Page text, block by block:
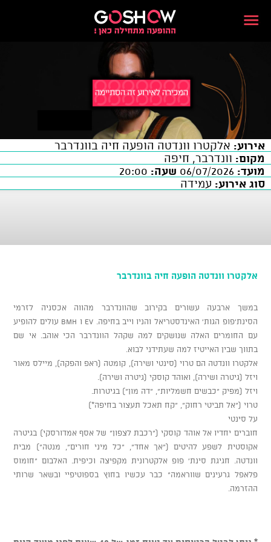
אירוע: אלקטרו וונדטה הופעה חיה בוונדרבר
מקום: וונדרבר, חיפה
מועד:
שעה:
סוג אירוע: עמידה
אלקטרו וונדטה הופעה חיה בוונדרבר
במשך ארבעה עשורים בקירוב שהוונדרבר מהווה אכסניה לזרמי
הסינת'פופ הגות' האינדסטריאל והניו וייב בחיפה. EV ו BMH עולים להופיע
עם החומרים האלה שנושקים למה שקהל הוונדרבר הכי אוהב. אי שם
בתווך שבין האייטיז למה שעתידני לבוא.
אלקטרו וונדטה הם טרוי (סינטי ושירה), קומטה (ראפ והפקה), מיילס מאור
ויזל (גיטרה ושירה), ואוהד קוסקי (גיטרה ושירה).
ויזל (מפיק "כבשים חשמליות", "דה מון") בגיטרות.
טרוי ("אל תביטי רחוק", "קח תאכל תעצור בחיפה*)
על סינטי
חוברים יחדיו אל אוהד קוסקי ("רכבת לצפון" של אסף אמדורסקי) בגיטרה
אקוסטית לשפע להיטים ("אך אחד", "כל מיני חורים", מנטה") מבית
וונדטה. חגיגת סינת' פופ אלקטרונית מקפיצה וכיפית. האלבום "חומוס
פלאפל גרעינים שווראמה" כבר עכשיו בחוץ בספוטיפיי ובשאר שרותי
ההזרמה.